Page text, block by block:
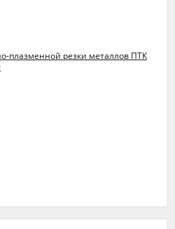
плазменной резки металлов ПТК